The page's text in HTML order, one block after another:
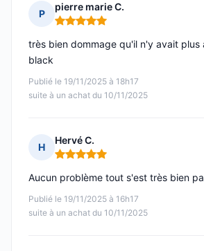
P
pierre marie C.
Note : 5 sur 5
Publié le 19/11/2025 à 18h17
suite à un achat du 10/11/2025
très bien dommage qu'il n'y avait plus
black
H
Hervé C.
Note : 5 sur 5
Publié le 19/11/2025 à 16h17
suite à un achat du 10/11/2025
Aucun problème tout s'est très bien